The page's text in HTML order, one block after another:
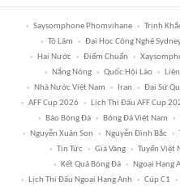
Saysomphone Phomvihane Trịnh
Tô Lâm
Đại Học Công Nghệ
Hai Nước
Điểm Chuẩn
Nắng Nóng
Quốc Hội Lào
Nhà Nước Việt Nam
Iran Đại Sứ
AFF Cup 2026
Lịch Thi Đấu AFF Cup
Báo Bóng Đá
Bóng Đá Việt Nam
Nguyễn Xuân Son
Nguyễn Đình Bắc
Tin Tức
Giá Vàng Tuyển Việt
Kết Quả Bóng Đá
Ngoại Hạng
Lịch Thi Đấu Ngoại Hạng Anh
Cúp C1